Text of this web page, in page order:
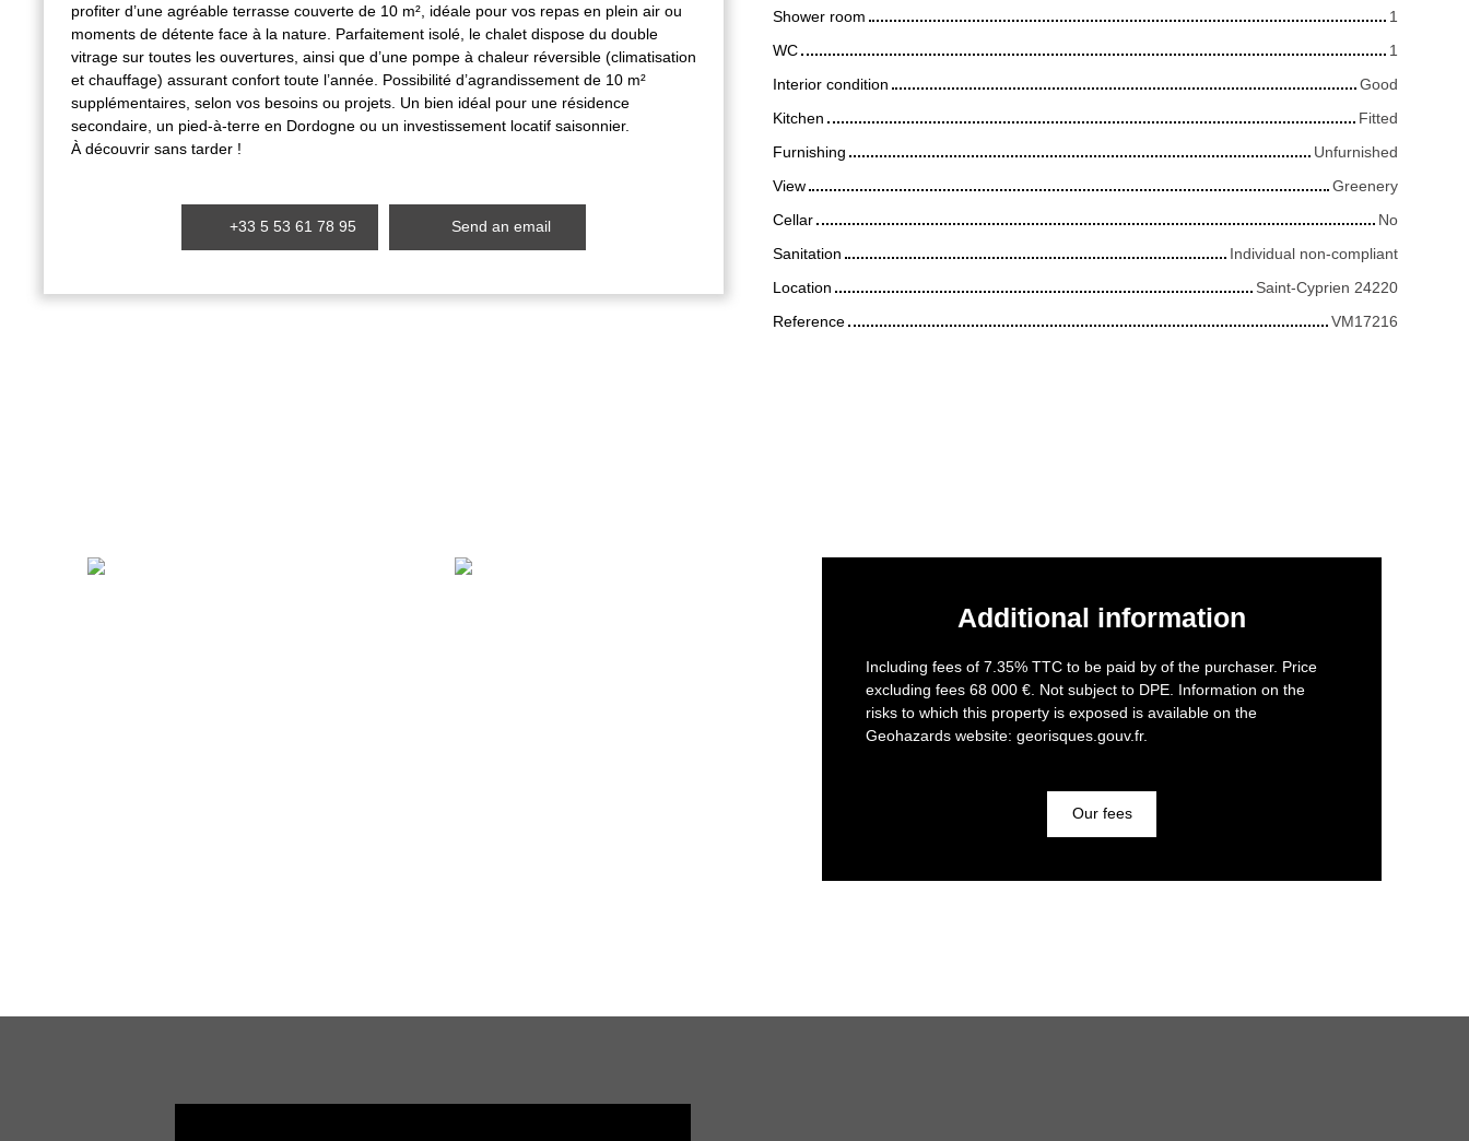
profiter d’une agréable terrasse couverte de 10 m², idéale pour vos repas en plein air ou
moments de détente face à la nature. Parfaitement isolé, le chalet dispose du double
vitrage sur toutes les ouvertures, ainsi que d’une pompe à chaleur réversible (climatisation
et chauffage) assurant confort toute l’année. Possibilité d’agrandissement de 10 m²
supplémentaires, selon vos besoins ou projets. Un bien idéal pour une résidence
secondaire, un pied-à-terre en Dordogne ou un investissement locatif saisonnier.
À découvrir sans tarder !
+33 5 53 61 78 95 Send an email
Shower room
1
WC
1
Interior condition
Good
Kitchen
Fitted
Furnishing
Unfurnished
View
Greenery
Cellar
No
Sanitation
Individual non-compliant
Location
Saint-Cyprien 24220
Reference
VM17216
Additional information
Including fees of 7.35% TTC to be paid by of the purchaser. Price
excluding fees 68 000 €. Not subject to DPE. Information on the
risks to which this property is exposed is available on the
Geohazards website: georisques.gouv.fr.
Our fees